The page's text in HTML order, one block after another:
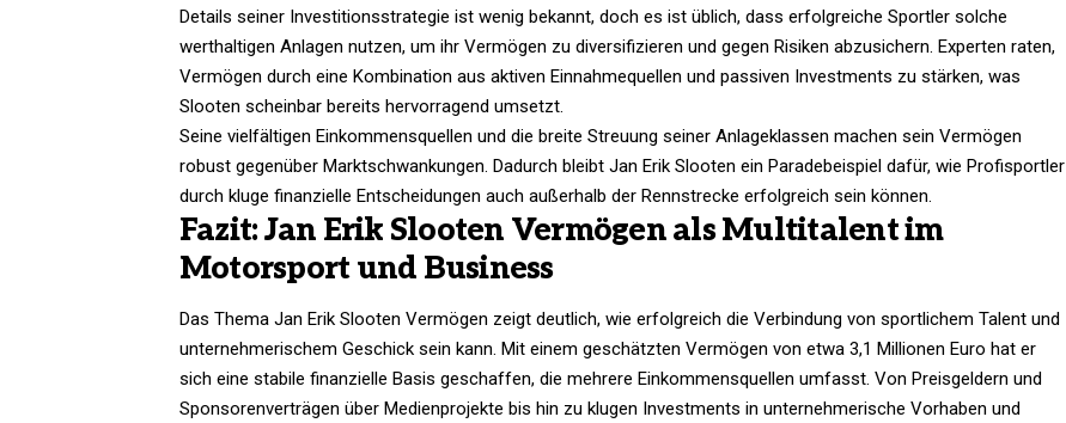
Details seiner Investitionsstrategie ist wenig bekannt, doch es ist üblich, dass erfolgreiche Sportler solche
werthaltigen Anlagen nutzen, um ihr Vermögen zu diversifizieren und gegen Risiken abzusichern. Experten raten,
Vermögen durch eine Kombination aus aktiven Einnahmequellen und passiven Investments zu stärken, was
Slooten scheinbar bereits hervorragend umsetzt.
Seine vielfältigen Einkommensquellen und die breite Streuung seiner Anlageklassen machen sein Vermögen
robust gegenüber Marktschwankungen. Dadurch bleibt Jan Erik Slooten ein Paradebeispiel dafür, wie Profisportler
durch kluge finanzielle Entscheidungen auch außerhalb der Rennstrecke erfolgreich sein können.
Fazit: Jan Erik Slooten Vermögen als Multitalent im
Motorsport und Business
Das Thema Jan Erik Slooten Vermögen zeigt deutlich, wie erfolgreich die Verbindung von sportlichem Talent und
unternehmerischem Geschick sein kann. Mit einem geschätzten Vermögen von etwa 3,1 Millionen Euro hat er
sich eine stabile finanzielle Basis geschaffen, die mehrere Einkommensquellen umfasst. Von Preisgeldern und
Sponsorenverträgen über Medienprojekte bis hin zu klugen Investments in unternehmerische Vorhaben und